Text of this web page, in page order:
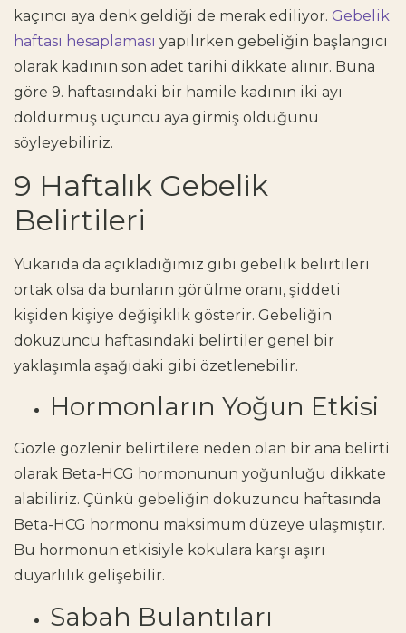
kaçıncı aya denk geldiği de merak ediliyor. Gebelik
haftası hesaplaması yapılırken gebeliğin başlangıcı
olarak kadının son adet tarihi dikkate alınır. Buna
göre 9. haftasındaki bir hamile kadının iki ayı
doldurmuş üçüncü aya girmiş olduğunu
söyleyebiliriz.
9 Haftalık Gebelik
Belirtileri
Yukarıda da açıkladığımız gibi gebelik belirtileri
ortak olsa da bunların görülme oranı, şiddeti
kişiden kişiye değişiklik gösterir. Gebeliğin
dokuzuncu haftasındaki belirtiler genel bir
yaklaşımla aşağıdaki gibi özetlenebilir.
Hormonların Yoğun Etkisi
Gözle gözlenir belirtilere neden olan bir ana belirti
olarak Beta-HCG hormonunun yoğunluğu dikkate
alabiliriz. Çünkü gebeliğin dokuzuncu haftasında
Beta-HCG hormonu maksimum düzeye ulaşmıştır.
Bu hormonun etkisiyle kokulara karşı aşırı
duyarlılık gelişebilir.
Sabah Bulantıları